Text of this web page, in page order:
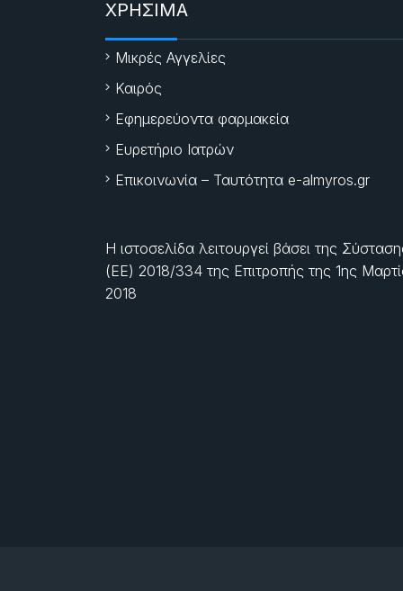
ΧΡΗΣΙΜΑ
Μικρές Αγγελίες
Καιρός
Εφημερεύοντα φαρμακεία
Ευρετήριο Ιατρών
Επικοινωνία – Ταυτότητα e-almyros.gr
Η ιστοσελίδα λειτουργεί βάσει της
(ΕΕ) 2018/334 της Επιτροπής της 1ης
2018